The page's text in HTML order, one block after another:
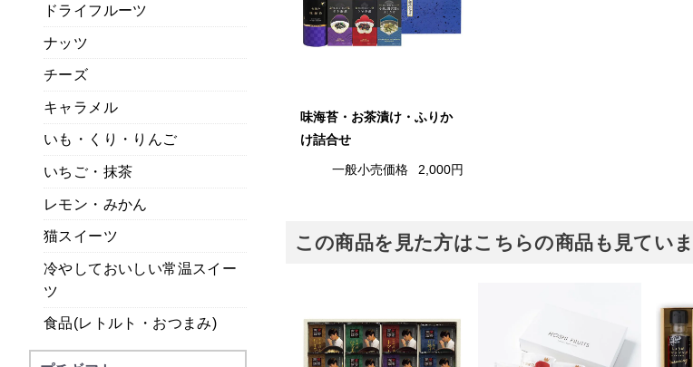
味海苔・お茶漬け・ふりか
け詰合せ
一般小売価格 2,000円
この商品を見た方はこちらの商品も見てい
ドライフルーツ
ナッツ
チーズ
キャラメル
いも・くり・りんご
いちご・抹茶
レモン・みかん
猫スイーツ
冷やしておいしい常温スイー
ツ
食品(レトルト・おつまみ)